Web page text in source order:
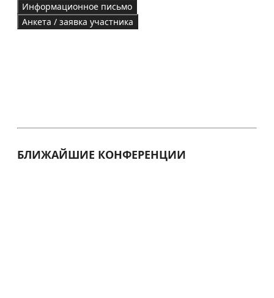
Информационное письмо
Анкета / заявка участника
БЛИЖАЙШИЕ КОНФЕРЕНЦИИ